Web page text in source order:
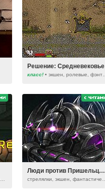
Решение: Средневековье
класс! • экшен, ролевые, фэнтези, зомби, на русском языке
Люди против Пришельцев 2